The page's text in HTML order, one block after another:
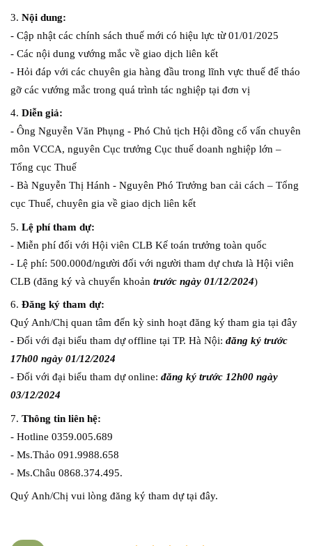
3. Nội dung:
- Cập nhật các chính sách thuế mới có hiệu lực từ 01/01/2025
- Các nội dung vướng mắc về giao dịch liên kết
- Hỏi đáp với các chuyên gia hàng đầu trong lĩnh vực thuế để tháo
gỡ các vướng mắc trong quá trình tác nghiệp tại đơn vị
4. Diễn giả:
- Ông Nguyễn Văn Phụng - Phó Chủ tịch Hội đồng cố vấn chuyên
môn VCCA, nguyên Cục trưởng Cục thuế doanh nghiệp lớn –
Tổng cục Thuế
- Bà Nguyễn Thị Hánh - Nguyên Phó Trưởng ban cải cách – Tổng
cục Thuế, chuyên gia về giao dịch liên kết
5. Lệ phí tham dự:
- Miễn phí đối với Hội viên CLB Kế toán trưởng toàn quốc
- Lệ phí: 500.000đ/người đối với người tham dự chưa là Hội viên
CLB (đăng ký và chuyển khoản trước ngày 01/12/2024)
6. Đăng ký tham dự:
Quý Anh/Chị quan tâm đến kỳ sinh hoạt đăng ký tham gia tại đây
- Đối với đại biểu tham dự offline tại TP. Hà Nội: đăng ký trước
17h00 ngày 01/12/2024
- Đối với đại biểu tham dự online: đăng ký trước 12h00 ngày
03/12/2024
7. Thông tin liên hệ:
- Hotline 0359.005.689
- Ms.Thảo 091.9988.658
- Ms.Châu 0868.374.495.
Quý Anh/Chị vui lòng đăng ký tham dự tại đây.